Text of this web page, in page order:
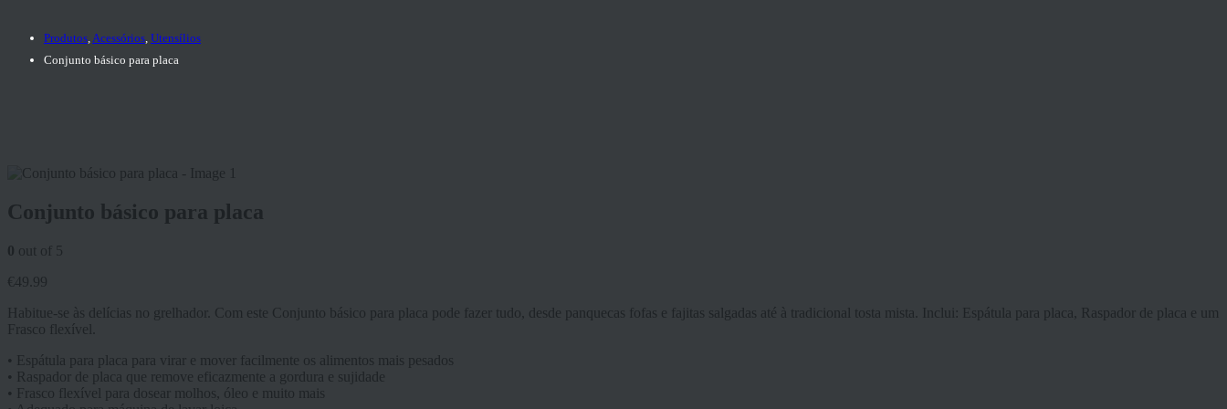
Produtos,Acessórios, Utensílios
Conjunto básico para placa
Conjunto básico para placa
0 out of 5
€ 49.99
Habitue-se às delícias no grelhador. Com este Conjunto básico para placa pode fazer tudo, desde panquecas fofas e fajitas salgadas até à tradicional tosta mista. Inclui: Espátula para placa, Raspador de placa e um
Frasco flexível.
• Espátula para placa para virar e mover facilmente os alimentos mais pesados
• Raspador de placa que remove eficazmente a gordura e sujidade
• Frasco flexível para dosear molhos, óleo e muito mais